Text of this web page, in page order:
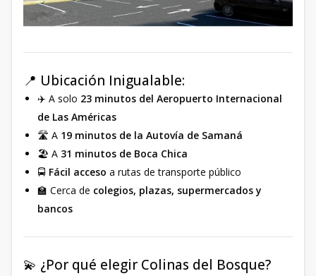
📍 Ubicación Inigualable:
✈️ A solo 23 minutos del Aeropuerto Internacional
de Las Américas
🛣️ A 19 minutos de la Autovía de Samaná
🏖️ A 31 minutos de Boca Chica
🚍 Fácil acceso a rutas de transporte público
🏫 Cerca de colegios, plazas, supermercados y
bancos
💫 ¿Por qué elegir Colinas del Bosque?